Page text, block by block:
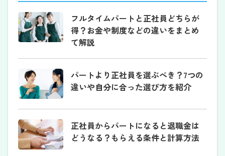
フルタイムパートと正社員どちらが
得？お金や制度などの違いをまとめ
て解説
パートより正社員を選ぶべき？7つの
違いや自分に合った選び方を紹介
正社員からパートになると退職金は
どうなる？もらえる条件と計算方法